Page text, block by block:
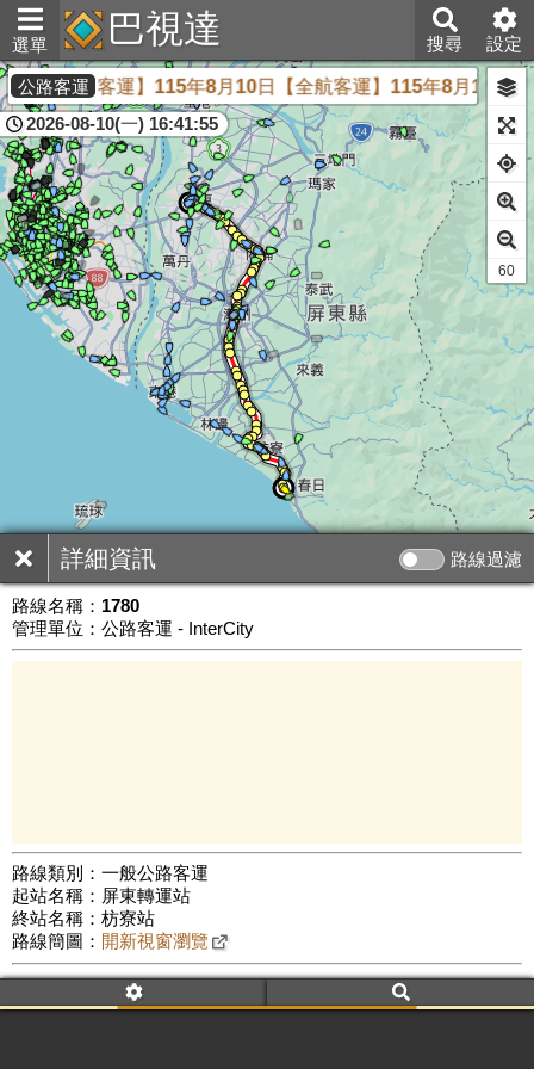
選單 巴視達 搜尋 設定
詳細資訊 路線過濾
路線名稱： 1780
管理單位：公路客運 - InterCity
路線類別：一般公路客運
起站名稱：屏東轉運站
終站名稱：枋寮站
路線簡圖： 開新視窗瀏覽
附屬名稱：1780
車頭描述：屏東
佳冬 枋寮
公路客運
【全航客運】115年8月10日【全航客運】115年8月10日
2026-08-10(一) 16:41:55
公車數量: 累計8401、上線7366
61